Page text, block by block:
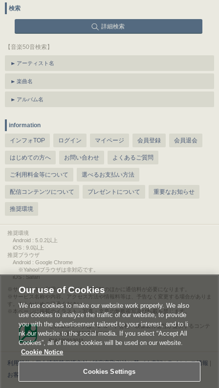
検索
詳細検索
【音楽50音検索】
アーティスト名
楽曲名
アルバム名
information
インフォTOP ログイン マイページ 会員登録 会員退会
はじめての方へ お問い合わせ よくあるご質問
ご利用料金等について 選べるお支払い方法
配信コンテンツについて プレゼントについて 重要なお知らせ
推奨環境
推奨環境
Android : 5.0.2以上
iOS : 9.0以上
推奨ブラウザ
Android : Google Chrome
※Yahoo!ブラウザは非対応です。
iOS : Safari
サービスをご利用されるには、情報料のほかに通信料が必要になります。
サービス名称や内容、アクセス方法や情報料等は、予告なく変更する場合がありま
す。あらかじめご了承ください。
本ページに掲載のイラスト・写真・文章の無断複写及び転載を禁じます。
このエルマークは、レコード会社・映像製作会社が提供するコンテ
ンツを示す登録商標です。
RIAJ00013011
利用規約|個人情報等保護方針|特定商取引法に基づく表記|ライセンス情報
お客様情報の外部送信について|Cookies Settings
Our use of Cookies
We use cookies to make our website work properly. We also
use cookies to analyze the traffic of our website, to provide
you with the advertisement tailored to your interest, and to li
nk our website to the social media. If you select “Accept All
Cookies”, all of these cookies will be used on our website.
Cookie Notice
Cookies Settings